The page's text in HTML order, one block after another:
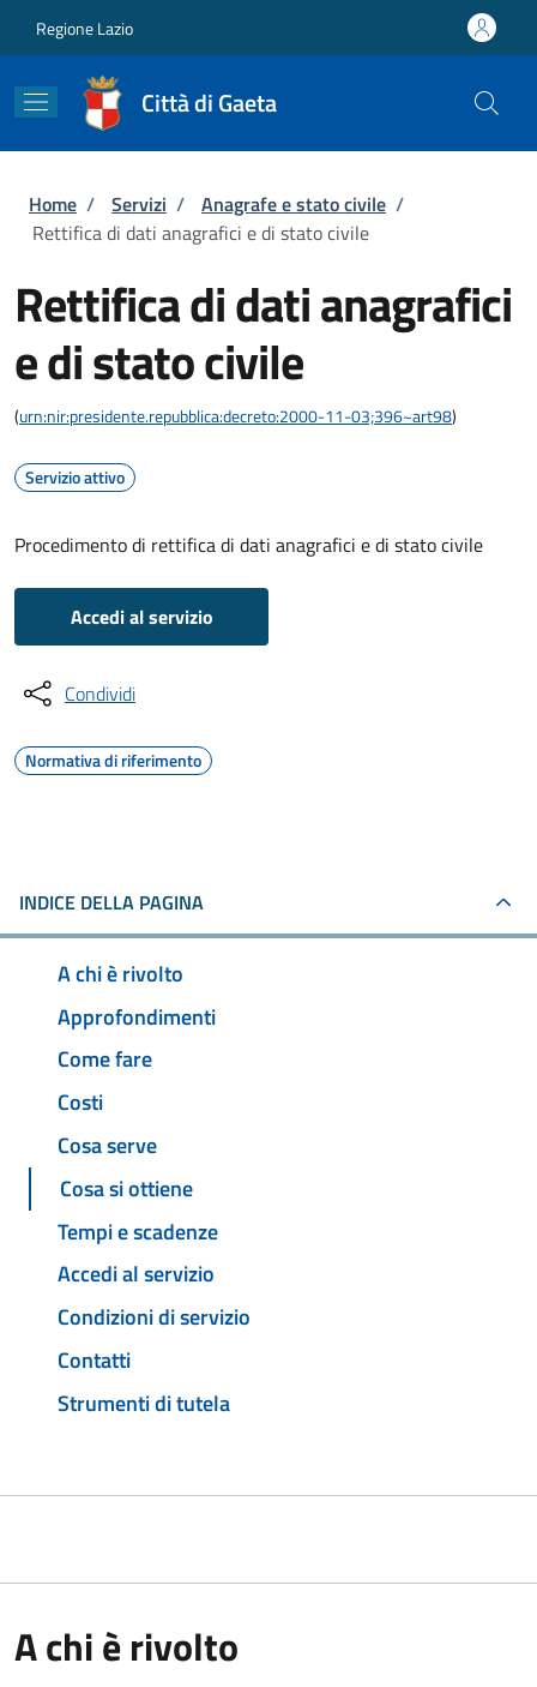
Regione Lazio
Città di Gaeta
Briciole di pane
Home / Servizi / Anagrafe e stato civile /
Rettifica di dati anagrafici e di stato civile
Rettifica di dati anagrafici
e di stato civile
(urn:nir:presidente.repubblica:decreto:2000-11-03;396~art98)
Servizio attivo
Procedimento di rettifica di dati anagrafici e di stato civile
Accedi al servizio
Condividi
Normativa di riferimento
INDICE DELLA PAGINA
A chi è rivolto
Approfondimenti
Come fare
Costi
Cosa serve
Cosa si ottiene
Tempi e scadenze
Accedi al servizio
Condizioni di servizio
Contatti
Strumenti di tutela
A chi è rivolto